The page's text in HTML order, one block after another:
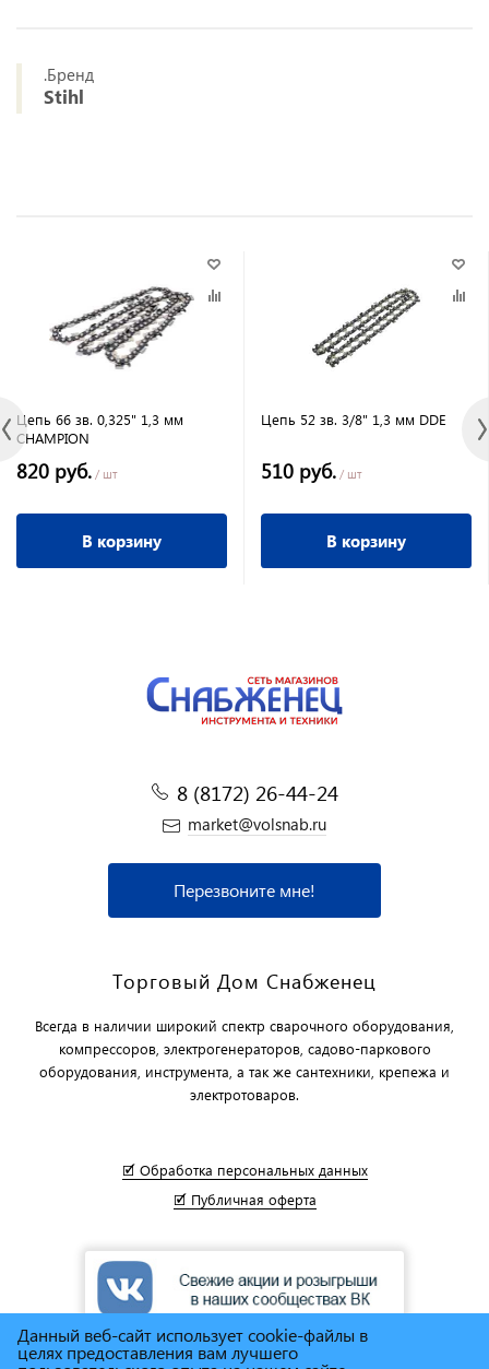
.Бренд
Stihl
Цепь 66 зв. 0,325" 1,3 мм
CHAMPION
820 руб. / шт
В корзину
Цепь 52 зв. 3/8" 1,3 мм DDE
510 руб. / шт
В корзину
8 (8172) 26-44-24
market@volsnab.ru
Перезвоните мне!
Торговый Дом Снабженец
Всегда в наличии широкий спектр сварочного оборудования,
компрессоров, электрогенераторов, садово-паркового
оборудования, инструмента, а так же сантехники, крепежа и
электротоваров.
🗹 Обработка персональных данных
🗹 Публичная оферта
Данный веб-сайт использует cookie-файлы в
целях предоставления вам лучшего